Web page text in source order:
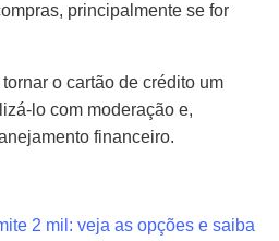
principalmente se for
o cartão de crédito um
lo com moderação e,
financeiro.
2 mil: veja as opções e saiba